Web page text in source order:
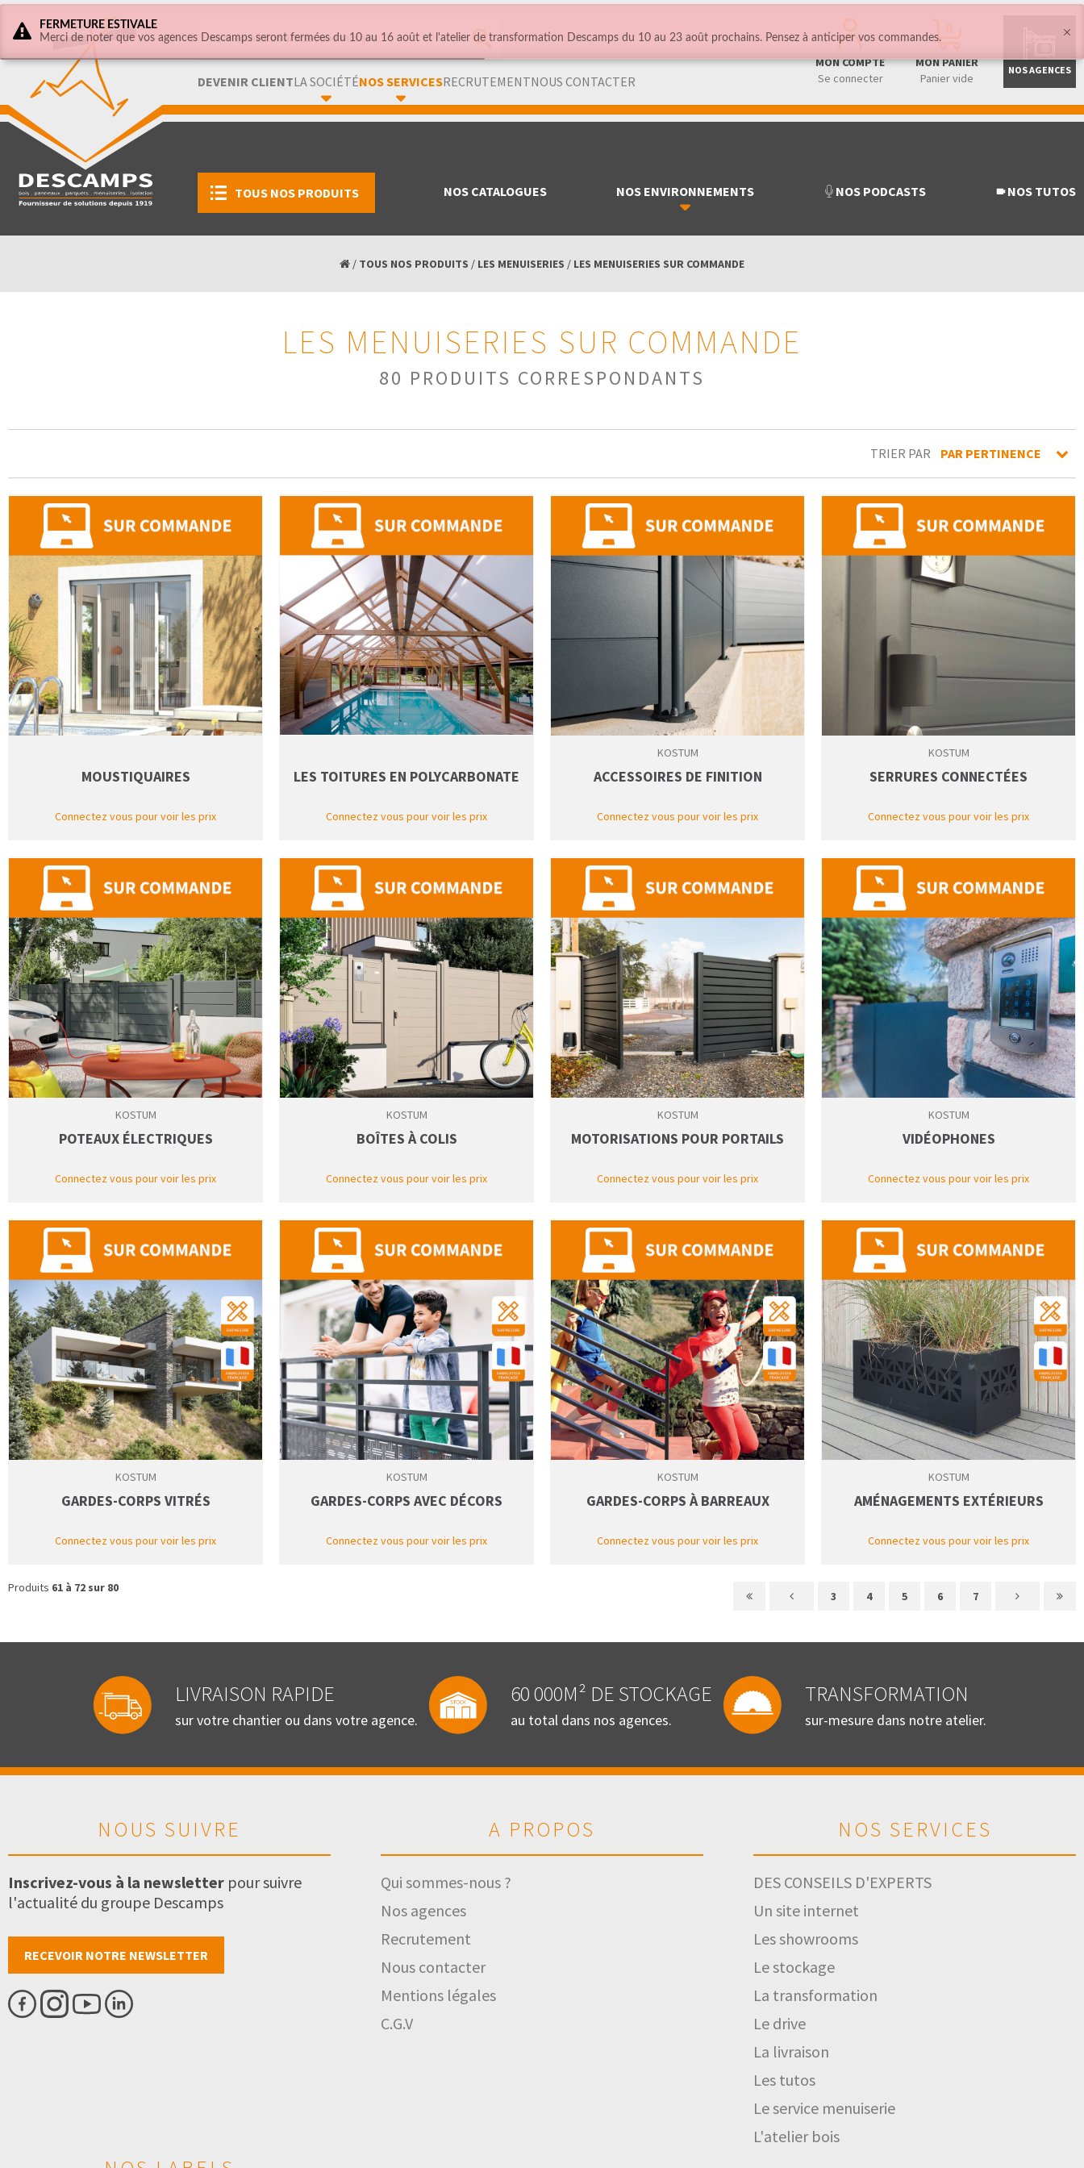
DEVENIR CLIENTLA SOCIÉTÉNOS SERVICESRECRUTEMENTNOUS CONTACTER
MON COMPTE
Se connecter
MON PANIER
Panier vide
NOS AGENCES
TOUS NOS PRODUITS NOS CATALOGUES NOS ENVIRONNEMENTS NOS PODCASTS NOS TUTOS
/ TOUS NOS PRODUITS / LES MENUISERIES / LES MENUISERIES SUR COMMANDE
LES MENUISERIES SUR COMMANDE
80 PRODUITS CORRESPONDANTS
TRIER PAR PAR PERTINENCE
MOUSTIQUAIRES
Connectez vous pour voir les prix
LES TOITURES EN POLYCARBONATE
Connectez vous pour voir les prix
KOSTUM
ACCESSOIRES DE FINITION
Connectez vous pour voir les prix
KOSTUM
SERRURES CONNECTÉES
Connectez vous pour voir les prix
KOSTUM
POTEAUX ÉLECTRIQUES
Connectez vous pour voir les prix
KOSTUM
BOÎTES À COLIS
Connectez vous pour voir les prix
KOSTUM
MOTORISATIONS POUR PORTAILS
Connectez vous pour voir les prix
KOSTUM
VIDÉOPHONES
Connectez vous pour voir les prix
KOSTUM
GARDES-CORPS VITRÉS
Connectez vous pour voir les prix
KOSTUM
GARDES-CORPS AVEC DÉCORS
Connectez vous pour voir les prix
KOSTUM
GARDES-CORPS À BARREAUX
Connectez vous pour voir les prix
KOSTUM
AMÉNAGEMENTS EXTÉRIEURS
Connectez vous pour voir les prix
Produits 61 à 72 sur 80
3 4 5 6 7
LIVRAISON RAPIDE
sur votre chantier ou dans votre agence.
60 000M² DE STOCKAGE
au total dans nos agences.
TRANSFORMATION
sur-mesure dans notre atelier.
NOUS SUIVRE
Inscrivez-vous à la newsletter pour suivre
l'actualité du groupe Descamps
RECEVOIR NOTRE NEWSLETTER
A PROPOS
Qui sommes-nous ?
Nos agences
Recrutement
Nous contacter
Mentions légales
C.G.V
NOS SERVICES
DES CONSEILS D'EXPERTS
Un site internet
Les showrooms
Le stockage
La transformation
Le drive
La livraison
Les tutos
Le service menuiserie
L'atelier bois
FERMETURE ESTIVALE
Merci de noter que vos agences Descamps seront fermées du 10 au 16 août et l'atelier de transformation Descamps du 10 au 23 août prochains. Pensez à anticiper vos commandes.